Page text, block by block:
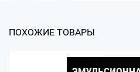
ПОХОЖИЕ ТОВАРЫ